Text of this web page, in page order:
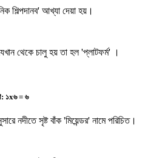
শিল্পদানব' আখ্যা দেয়া হয়।
থেকে চালু হয় তা হল 'প্লাটফর্ম' ।
: ১x৬ = ৬
নদীতে সৃষ্ট বাঁক 'মিয়েন্ডর' নামে পরিচিত।